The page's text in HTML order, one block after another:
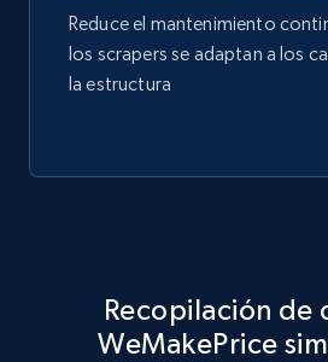
Reduce el mantenimiento
los scrapers se adaptan a los
la estructura
Recopilación de
WeMakePrice